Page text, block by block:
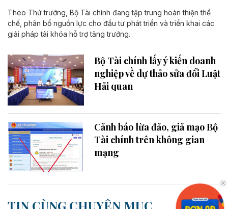
Theo Thứ trưởng, Bộ Tài chính đang tập trung hoàn thiện thể
chế, phân bổ nguồn lực cho đầu tư phát triển và triển khai các
giải pháp tài khóa hỗ trợ tăng trưởng.
Bộ Tài chính lấy ý kiến doanh
nghiệp về dự thảo sửa đổi Luật
Hải quan
Cảnh báo lừa đảo, giả mạo Bộ
Tài chính trên không gian
mạng
TIN CÙNG CHUYÊN MỤC